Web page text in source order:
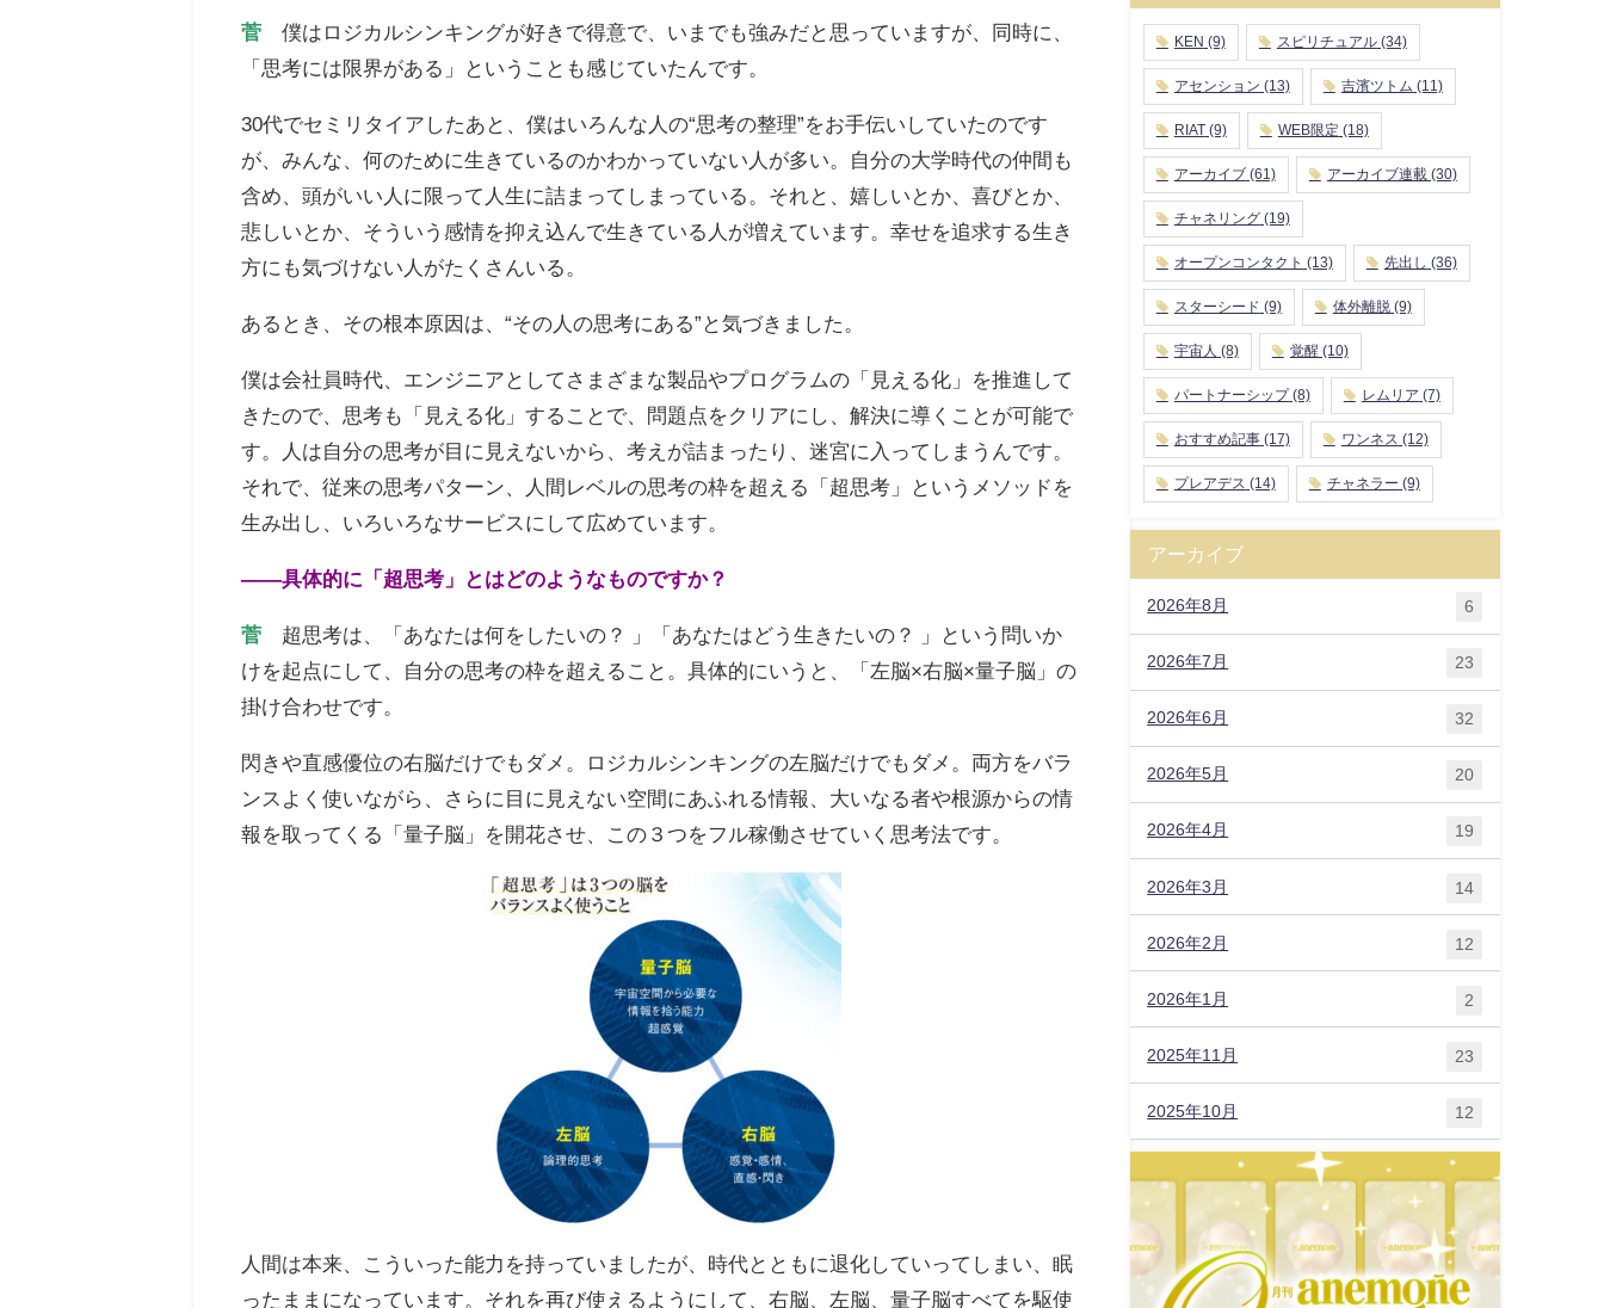
菅
僕はロジカルシンキングが好きで得意で、いまでも強みだと思っていますが、同時に、
「思考には限界がある」ということも感じていたんです。
30代でセミリタイアしたあと、僕はいろんな人の“思考の整理”をお手伝いしていたのです
が、みんな、何のために生きているのかわかっていない人が多い。自分の大学時代の仲間も
含め、頭がいい人に限って人生に詰まってしまっている。それと、嬉しいとか、喜びとか、
悲しいとか、そういう感情を抑え込んで生きている人が増えています。幸せを追求する生き
方にも気づけない人がたくさんいる。
あるとき、その根本原因は、“その人の思考にある”と気づきました。
僕は会社員時代、エンジニアとしてさまざまな製品やプログラムの「見える化」を推進して
きたので、思考も「見える化」することで、問題点をクリアにし、解決に導くことが可能で
す。人は自分の思考が目に見えないから、考えが詰まったり、迷宮に入ってしまうんです。
それで、従来の思考パターン、人間レベルの思考の枠を超える「超思考」というメソッドを
生み出し、いろいろなサービスにして広めています。
——具体的に「超思考」とはどのようなものですか？
菅 超思考は、「あなたは何をしたいの？ 」「あなたはどう生きたいの？ 」という問いか
けを起点にして、自分の思考の枠を超えること。具体的にいうと、「左脳×右脳×量子脳」の
掛け合わせです。
閃きや直感優位の右脳だけでもダメ。ロジカルシンキングの左脳だけでもダメ。両方をバラ
ンスよく使いながら、さらに目に見えない空間にあふれる情報、大いなる者や根源からの情
報を取ってくる「量子脳」を開花させ、この３つをフル稼働させていく思考法です。
人間は本来、こういった能力を持っていましたが、時代とともに退化していってしまい、眠
ったままになっています。それを再び使えるようにして、右脳、左脳、量子脳すべてを駆使
KEN (9) スピリチュアル(34)
アセンション (13) 吉濱ツトム (11)
RIAT(9) WEB限定 (18)
アーカイブ(61) アーカイブ連載(30)
チャネリング(19)
オープンコンタクト (13) 先出し (36)
スターシード (9) 体外離脱(9)
宇宙人 (8) 覚醒 (10)
パートナーシップ(8) レムリア (7)
おすすめ記事(17) ワンネス (12)
プレアデス (14) チャネラー (9)
アーカイブ
2026年8月 6
2026年7月 23
2026年6月 32
2026年5月 20
2026年4月 19
2026年3月 14
2026年2月 12
2026年1月 2
2025年11月 23
2025年10月 12